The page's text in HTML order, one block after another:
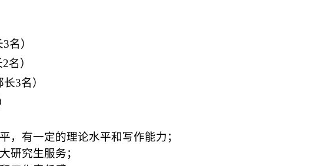
3名 ）
2名 ）
长3名 ）
，有一定的理论水平和写作能力；
研究生服务；